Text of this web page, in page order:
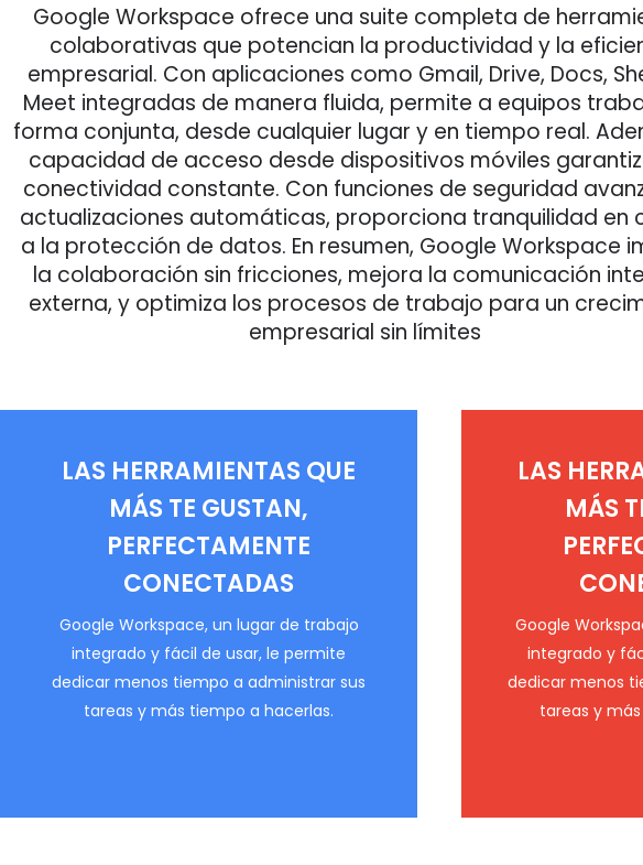
Google Workspace ofrece una suite completa de
colaborativas que potencian la productividad y la
empresarial. Con aplicaciones como Gmail, Drive, Docs,
Meet integradas de manera fluida, permite a equipos
forma conjunta, desde cualquier lugar y en tiempo real.
capacidad de acceso desde dispositivos móviles
conectividad constante. Con funciones de seguridad
actualizaciones automáticas, proporciona tranquilidad en
a la protección de datos. En resumen, Google Workspace
la colaboración sin fricciones, mejora la comunicación
externa, y optimiza los procesos de trabajo para un
empresarial sin límites
LAS HERRAMIENTAS QUE
MÁS TE GUSTAN,
PERFECTAMENTE
CONECTADAS
Google Workspace, un lugar de trabajo
integrado y fácil de usar, le permite
dedicar menos tiempo a administrar sus
tareas y más tiempo a hacerlas.
LAS
MÁS
Google
integrado y
dedicar menos
tareas y